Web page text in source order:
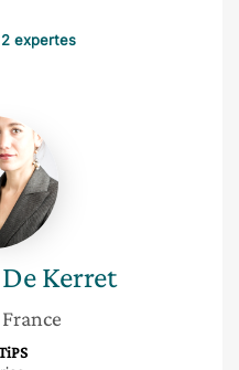
2 expertes
De Kerret